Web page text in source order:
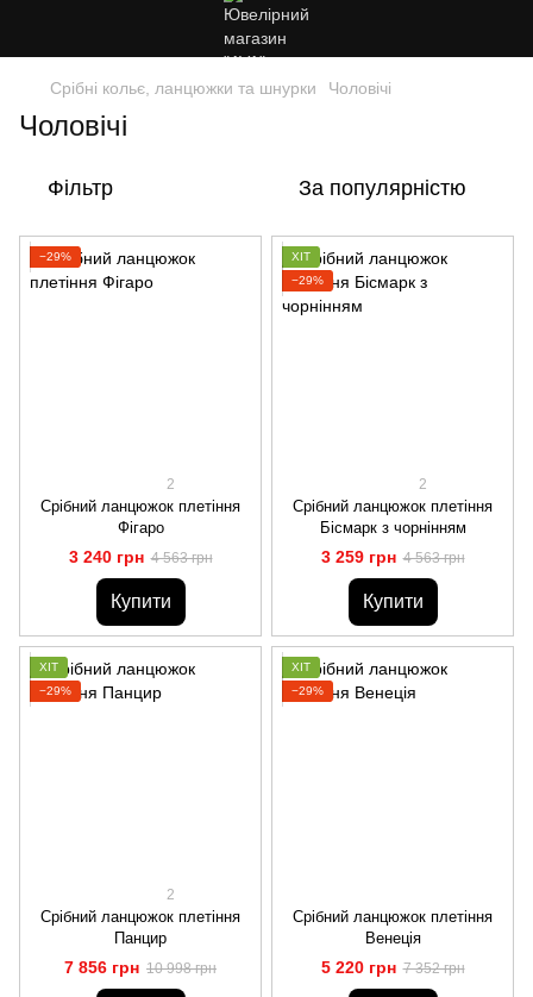
Срібні кольє, ланцюжки та шнурки Чоловічі
Чоловічі
Фільтр За популярністю
−29%
2
Срібний ланцюжок плетіння
Фігаро
3 240 грн 4 563 грн
Купити
ХІТ
−29%
2
Срібний ланцюжок плетіння
Бісмарк з чорнінням
3 259 грн 4 563 грн
Купити
ХІТ
−29%
2
Срібний ланцюжок плетіння
Панцир
7 856 грн 10 998 грн
ХІТ
−29%
Срібний ланцюжок плетіння
Венеція
5 220 грн 7 352 грн